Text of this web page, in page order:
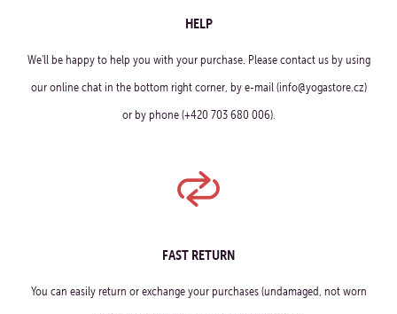
HELP
We'll be happy to help you with your purchase. Please contact us by using
our online chat in the bottom right corner, by e-mail (info@yogastore.cz)
or by phone (+420 703 680 006).
FAST RETURN
You can easily return or exchange your purchases (undamaged, not worn